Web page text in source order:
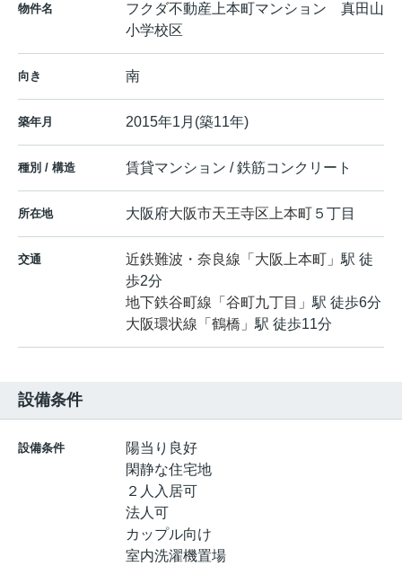
物件名
フクダ不動産上本町マンション 真田山
小学校区
向き 南
築年月 2015年1月(築11年)
種別 / 構造 賃貸マンション / 鉄筋コンクリート
所在地 大阪府大阪市天王寺区 上本町 ５丁目
交通 近鉄難波・奈良線 「 大阪上本町 」駅 徒
歩2分
地下鉄谷町線 「 谷町九丁目 」駅 徒歩6分
大阪環状線 「 鶴橋 」駅 徒歩11分
設備条件
設備条件
陽当り良好
閑静な住宅地
２人入居可
法人可
カップル向け
室内洗濯機置場